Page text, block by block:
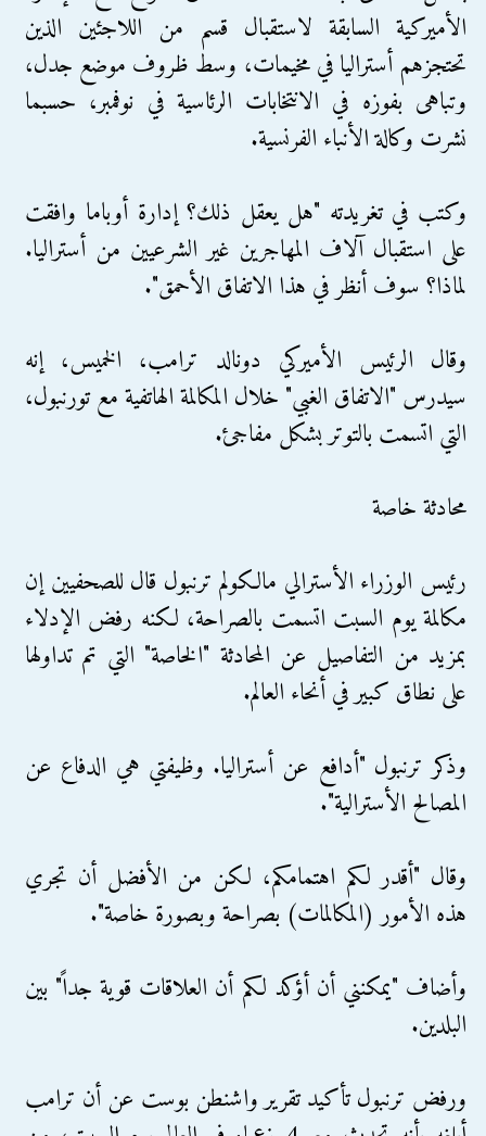
الأميركية السابقة لاستقبال قسم من اللاجئين الذين
تحتجزهم أستراليا في مخيمات، وسط ظروف موضع جدل،
وتباهى بفوزه في الانتخابات الرئاسية في نوفمبر، حسبما
نشرت وكالة الأنباء الفرنسية.
وكتب في تغريدته "هل يعقل ذلك؟ إدارة أوباما وافقت
على استقبال آلاف المهاجرين غير الشرعيين من أستراليا.
لماذا؟ سوف أنظر في هذا الاتفاق الأحمق".
وقال الرئيس الأميركي دونالد ترامب، الخميس، إنه
سيدرس "الاتفاق الغبي" خلال المكالمة الهاتفية مع تورنبول،
التي اتسمت بالتوتر بشكل مفاجئ.
محادثة خاصة
رئيس الوزراء الأسترالي مالكولم ترنبول قال للصحفيين إن
مكالمة يوم السبت اتسمت بالصراحة، لكنه رفض الإدلاء
بمزيد من التفاصيل عن المحادثة "الخاصة" التي تم تداولها
على نطاق كبير في أنحاء العالم.
وذكر ترنبول "أدافع عن أستراليا. وظيفتي هي الدفاع عن
المصالح الأسترالية".
وقال "أقدر لكم اهتمامكم، لكن من الأفضل أن تجري
هذه الأمور (المكالمات) بصراحة وبصورة خاصة".
وأضاف "يمكنني أن أؤكد لكم أن العلاقات قوية جداً" بين
البلدين.
ورفض ترنبول تأكيد تقرير واشنطن بوست عن أن ترامب